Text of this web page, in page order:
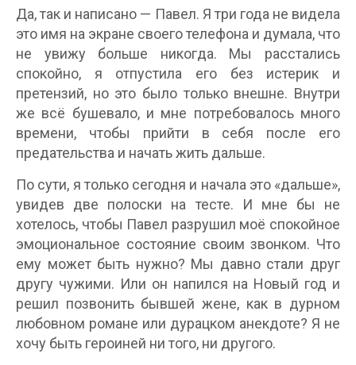
Да, так и написано — Павел. Я три года не видела
это имя на экране своего телефона и думала, что
не увижу больше никогда. Мы расстались
спокойно, я отпустила его без истерик и
претензий, но это было только внешне. Внутри
же всё бушевало, и мне потребовалось много
времени, чтобы прийти в себя после его
предательства и начать жить дальше.
По сути, я только сегодня и начала это «дальше»,
увидев две полоски на тесте. И мне бы не
хотелось, чтобы Павел разрушил моё спокойное
эмоциональное состояние своим звонком. Что
ему может быть нужно? Мы давно стали друг
другу чужими. Или он напился на Новый год и
решил позвонить бывшей жене, как в дурном
любовном романе или дурацком анекдоте? Я не
хочу быть героиней ни того, ни другого.